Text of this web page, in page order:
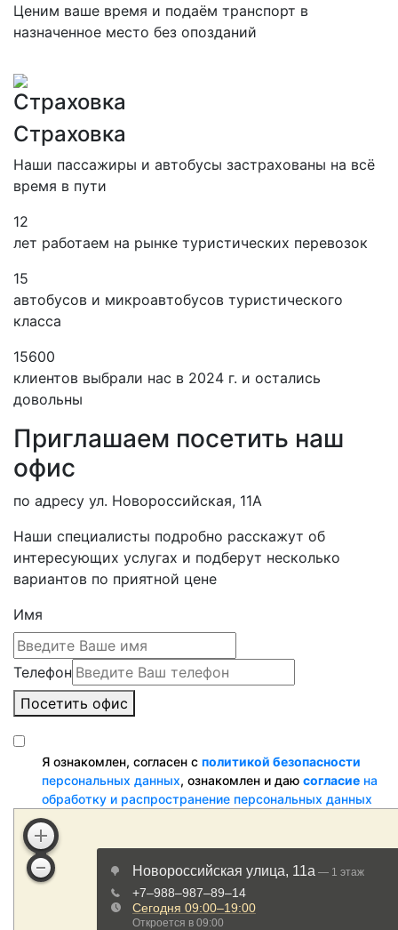
Ценим ваше время и подаём транспорт в
назначенное место без опозданий
Страховка
Страховка
Наши пассажиры и автобусы застрахованы на всё
время в пути
12
лет работаем на рынке туристических перевозок
15
автобусов и микроавтобусов туристического
класса
15600
клиентов выбрали нас в 2024 г. и остались
довольны
Приглашаем посетить наш
офис
по адресу ул. Новороссийская, 11А
Наши специалисты подробно расскажут об
интересующих услугах и подберут несколько
вариантов по приятной цене
Имя
Телефон
Посетить офис
Я ознакомлен, согласен с политикой безопасности
персональных данных, ознакомлен и даю согласие на
обработку и распространение персональных данных